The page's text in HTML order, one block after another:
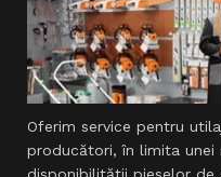
Oferim service pentru
producători, în limita unei
disponibilităţii pieselor de